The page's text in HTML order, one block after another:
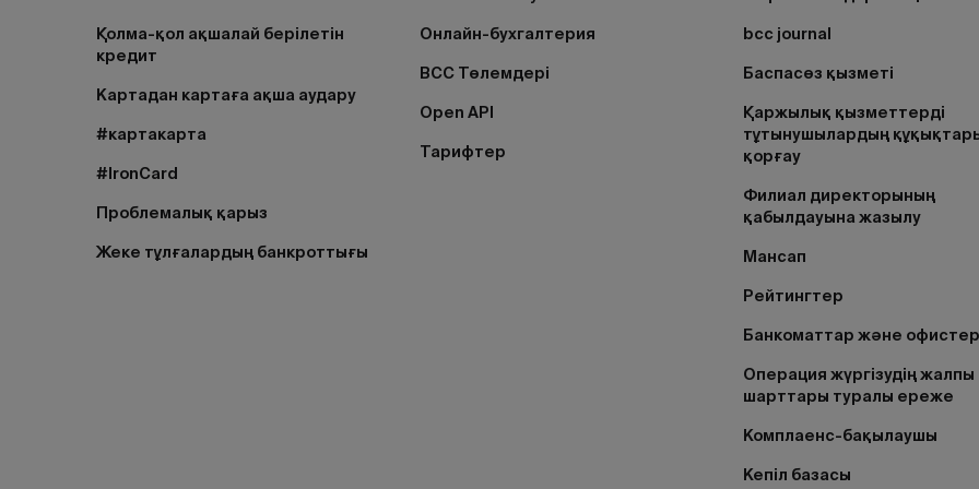
Қолма-қол ақшалай берілетін
кредит
Картадан картаға ақша аудару
#картакарта
#IronCard
Проблемалық қарыз
Жеке тұлғалардың банкроттығы
Онлайн-бухгалтерия
BCC Төлемдері
Open API
Тарифтер
bcc journal
Баспасөз қызметі
Қаржылық қызметтерді
тұтынушылардың
қорғау
Филиал директорының
қабылдауына жазылу
Мансап
Рейтингтер
Банкоматтар және офистер
Операция жүргізудің жалпы
шарттары туралы ереже
Комплаенс-бақылаушы
Кепіл базасы